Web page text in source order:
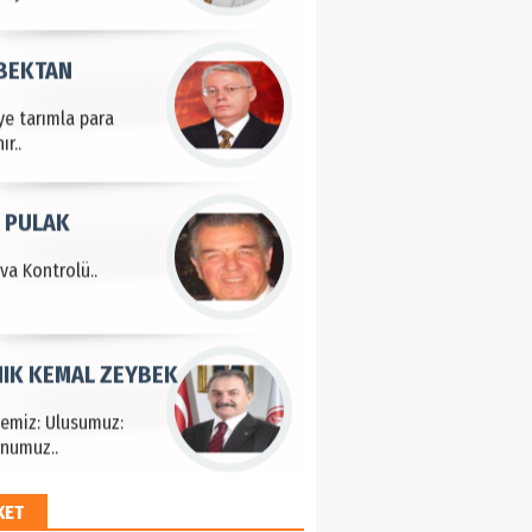
tarımla para
Kontrolü..
PULAK
Ulusumuz:
KEMAL ZEYBEK
HAYRİ PEKER